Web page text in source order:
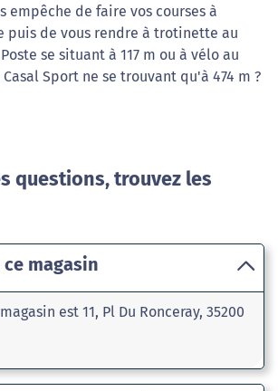
empêche de faire vos courses à
puis de vous rendre à trotinette au
se situant à 117 m ou à vélo au
Sport ne se trouvant qu'à 474 m ?
questions, trouvez les
magasin
est 11, Pl Du Ronceray, 35200